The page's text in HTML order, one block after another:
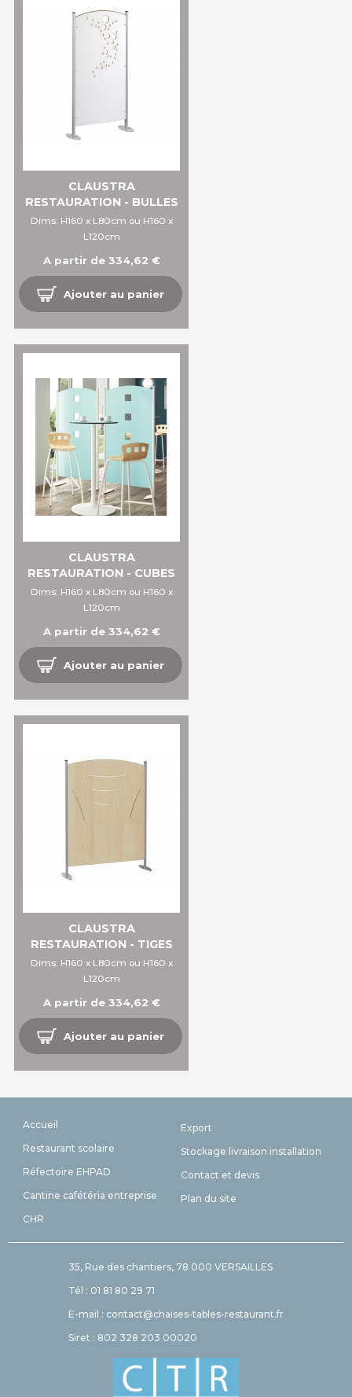
CLAUSTRA
RESTAURATION - BULLES
Dims: H160 x L80cm ou H160 x
L120cm
A partir de 334,62 €
Ajouter au panier
CLAUSTRA
RESTAURATION - CUBES
Dims: H160 x L80cm ou H160 x
L120cm
A partir de 334,62 €
Ajouter au panier
CLAUSTRA
RESTAURATION - TIGES
Dims: H160 x L80cm ou H160 x
L120cm
A partir de 334,62 €
Ajouter au panier
Accueil
Restaurant scolaire
Réfectoire EHPAD
Cantine cafétéria entreprise
CHR
Export
Stockage livraison installation
Contact et devis
Plan du site
35, Rue des chantiers, 78 000 VERSAILLES
Tél : 01 81 80 29 71
E-mail : contact@chaises-tables-restaurant.fr
Siret : 802 328 203 00020